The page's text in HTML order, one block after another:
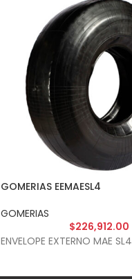
GOMERIAS EEMAESL4
GOMERIAS
$226,912.00
ENVELOPE EXTERNO MAE SL4